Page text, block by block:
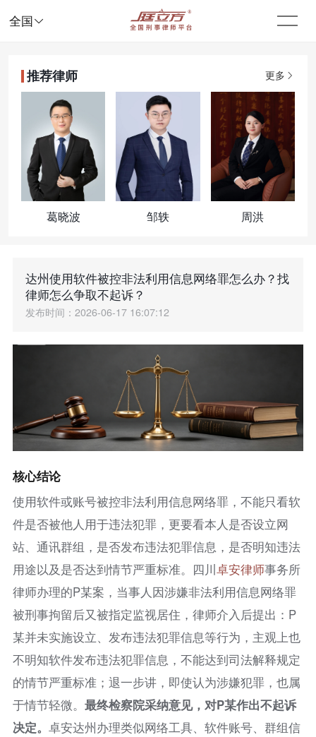
全国 
推荐律师 更多
葛晓波 邹轶 周洪
达州使用软件被控非法利用信息网络罪怎么办？找
律师怎么争取不起诉？
发布时间：2026-06-17 16:07:12
核心结论
使用软件或账号被控非法利用信息网络罪，不能只看软
件是否被他人用于违法犯罪，更要看本人是否设立网
站、通讯群组，是否发布违法犯罪信息，是否明知违法
用途以及是否达到情节严重标准。四川卓安律师事务所
律师办理的P某案，当事人因涉嫌非法利用信息网络罪
被刑事拘留后又被指定监视居住，律师介入后提出：P
某并未实施设立、发布违法犯罪信息等行为，主观上也
不明知软件发布违法犯罪信息，不能达到司法解释规定
的情节严重标准；退一步讲，即使认为涉嫌犯罪，也属
于情节轻微。 最终检察院采纳意见，对P某作出不起诉
决定。 卓安达州办理类似网络工具、软件账号、群组信